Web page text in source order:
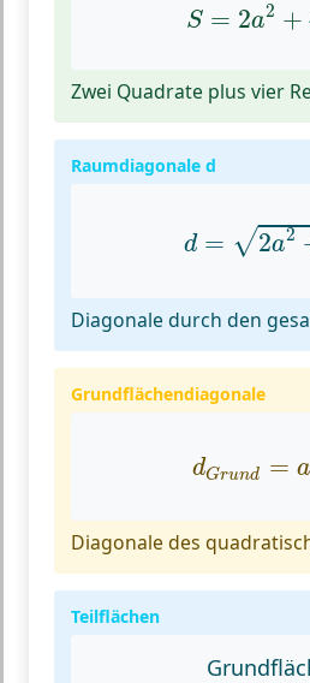
S = 2a2 +
Zwei Quadrate plus vier
Raumdiagonale d
d = √2a2
a2+
Diagonale durch den
Grundflächendiagonale
dGrund = a
d
Diagonale des
Teilflächen